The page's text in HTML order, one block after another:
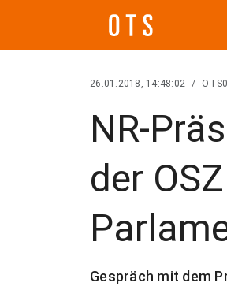
26.01.2018, 14:48:02 /
NR-
der
Gespräch mit dem